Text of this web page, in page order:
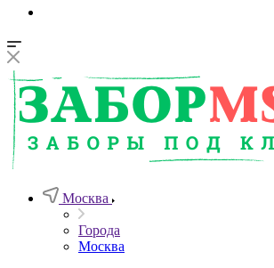
Москва
Города
Москва